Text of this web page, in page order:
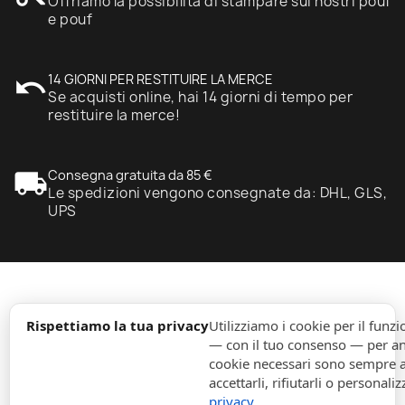
Rispettiamo la tua privacyUtilizziamo i cookie per il
— con il tuo consenso — per
cookie necessari sono
accettarli, rifiutarli o
privacy
e pouf
undo14 GIORNI PER RESTITUIRE LA MERCE
Se acquisti online, hai 14 giorni di tempo per
restituire la merce!
local_shippingConsegna gratuita da 85 €
Le spedizioni vengono consegnate da: DHL, GLS,
UPS
expand_more
expand_more